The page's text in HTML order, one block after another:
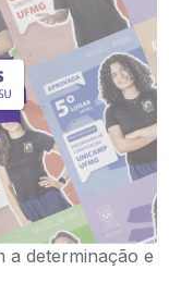
a determinação e